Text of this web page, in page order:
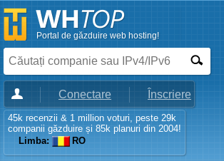
Portal de găzduire web hosting!
Conectare Înscriere
45k recenzii & 1 million voturi, peste 29k
companii găzduire și 85k planuri din 2004!
Limba:
RO